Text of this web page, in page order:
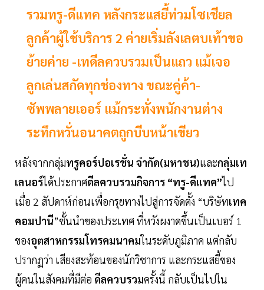
รวมทรู-ดีแทค หลังกระแสยี้ท่วมโซเชียล
ลูกค้าผู้ใช้บริการ 2 ค่ายเริ่มลังเลตบเท้าขอ
ย้ายค่าย -เทดีลควบรวมเป็นแถว แม้เจอ
ลูกเล่นสกัดทุกช่องทาง ขณะคู่ค้า-
ซัพพลายเออร์ แม้กระทั่งพนักงานต่าง
ระทึกหวั่นอนาคตถูกบีบหน้าเขียว
หลังจากกลุ่มทรูคอร์ปอเรชั่น จำกัด(มหาชน)และกลุ่มเท
เลนอร์ได้ประกาศดีลควบรวมกิจการ “ทรู-ดีแทค”ไป
เมื่อ 2 สัปดาห์ก่อนเพื่อกรุยทางไปสู่การจัดตั้ง “บริษัทเทค
คอมปานี”ชั้นนำของประเทศ ที่หวังผงาดขึ้นเป็นเบอร์ 1
ของอุตสาหกรรมโทรคมนาคมในระดับภูมิภาค แต่กลับ
ปรากฏว่า เสียงสะท้อนของนักวิชาการ และกระแสยี้ของ
ผู้คนในสังคมที่มีต่อ ดีลควบรวมครั้งนี้ กลับเป็นไปใน